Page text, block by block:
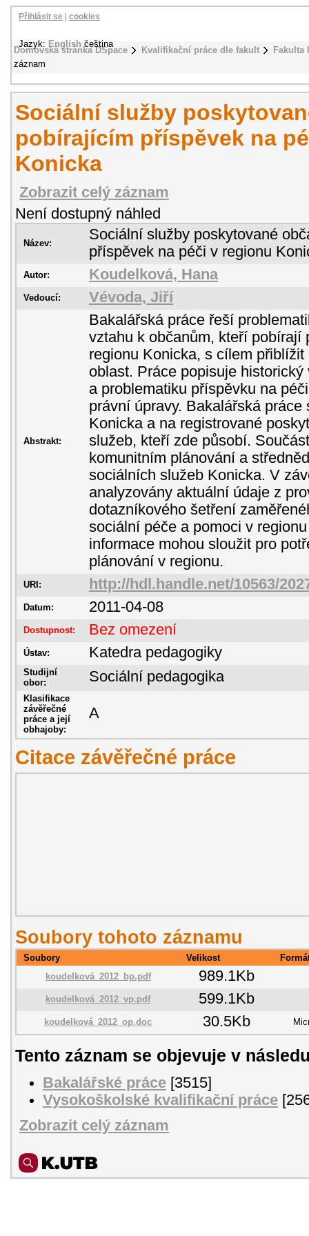
Domovská stránka DSpace Kvalifikační práce dle fakult
záznam
Přihlásit se cookies
Jazyk: English čeština
Sociální služby
pobírajícím příspěvek na
Konicka
Zobrazit celý záznam
Není dostupný náhled
Název:
Sociální služby poskytované
příspěvek na péči v regionu
Autor: Koudelková, Hana
Vedoucí: Vévoda, Jiří
Abstrakt:
Bakalářská práce řeší
vztahu k občanům, kteří pobírají
regionu Konicka, s cílem
oblast. Práce popisuje
a problematiku příspěvku na
právní úpravy. Bakalářská práce
Konicka a na registrované
služeb, kteří zde působí.
komunitním plánování a
sociálních služeb Konicka. V
analyzovány aktuální údaje z
dotazníkového šetření
sociální péče a pomoci v
informace mohou sloužit pro
plánování v regionu.
URI: http://hdl.handle.net/10563/
Datum: 2011-04-08
Dostupnost: Bez omezení
Ústav: Katedra pedagogiky
Studijní
obor:
Sociální pedagogika
Klasifikace
závěřečné
práce a její
obhajoby:
A
Citace závěřečné práce
Soubory tohoto záznamu
Soubory Velikost
koudelková_2012_bp.pdf
989.1Kb
koudelková_2012_vp.pdf 599.1Kb
koudelková_2012_op.doc 30.5Kb
Tento záznam se objevuje v
Bakalářské práce [3515]
Vysokoškolské kvalifikační práce
Zobrazit celý záznam